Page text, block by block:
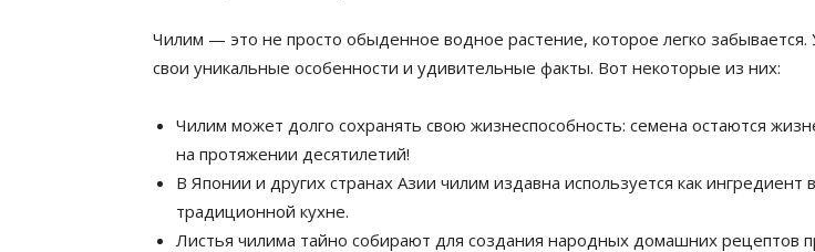
Чилим — это не просто обыденное водное растение, которое легко забывается.
свои уникальные особенности и удивительные факты. Вот некоторые из них:
Чилим может долго сохранять свою жизнеспособность: семена остаются
на протяжении десятилетий!
В Японии и других странах Азии чилим издавна используется как ингредиент в
традиционной кухне.
Листья чилима тайно собирают для создания народных домашних рецептов